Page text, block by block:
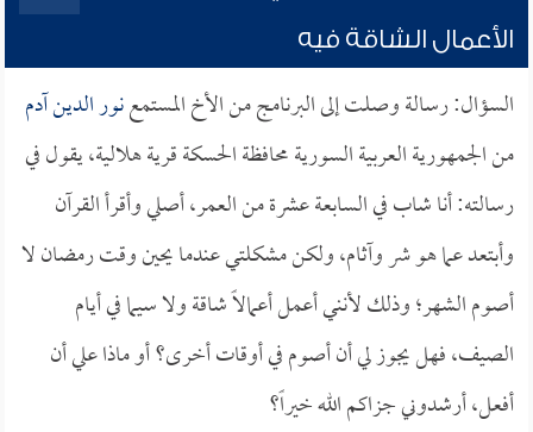
الأعمال الشاقة فيه
السؤال: رسالة وصلت إلى البرنامج من الأخ المستمعنور الدين آدم
من الجمهورية العربية السورية محافظة الحسكة قرية هلالية، يقول في
رسالته: أنا شاب في السابعة عشرة من العمر، أصلي وأقرأ القرآن
وأبتعد عما هو شر وآثام، ولكن مشكلتي عندما يحين وقت رمضان لا
أصوم الشهر؛ وذلك لأنني أعمل أعمالاً شاقة ولا سيما في أيام
الصيف، فهل يجوز لي أن أصوم في أوقات أخرى؟ أو ماذا علي أن
أفعل، أرشدوني جزاكم الله خيراً؟